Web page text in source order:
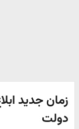
زمان جدید
دولت